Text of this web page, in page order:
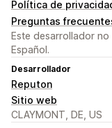
Política de
Preguntas
Este desarrollador
Español.
Desarrollador
Reputon
Sitio web
CLAYMONT, DE, US